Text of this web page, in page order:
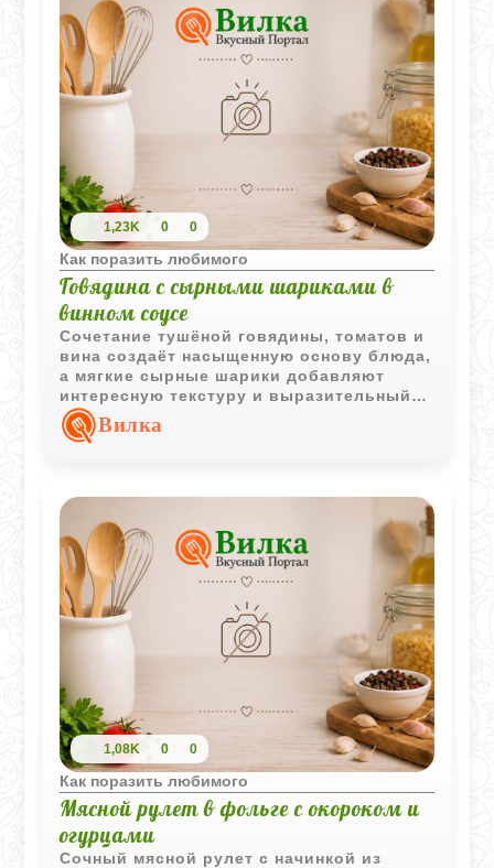
1,23K 0 0
Как поразить любимого
Говядина с сырными шариками в
винном соусе
Сочетание тушёной говядины, томатов и
вина создаёт насыщенную основу блюда,
а мягкие сырные шарики добавляют
интересную текстуру и выразительный
вкус. Такое горячее блюдо выглядит
необычно и отлично подходит для
Вилка
1,08K 0 0
Как поразить любимого
Мясной рулет в фольге с окороком и
огурцами
Сочный мясной рулет с начинкой из